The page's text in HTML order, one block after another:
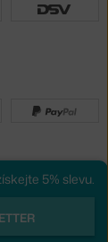
5% slevu.